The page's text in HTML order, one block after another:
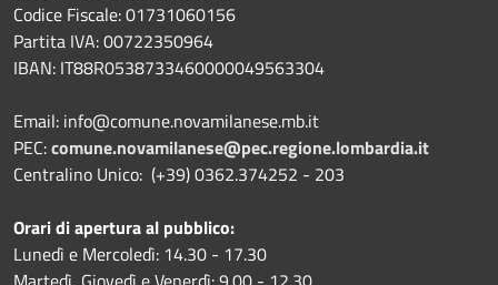
Codice Fiscale: 01731060156
Partita IVA: 00722350964
IBAN: IT88R0538733460000049563304
Email: info@comune.novamilanese.mb.it
PEC:comune.novamilanese@pec.regione.lombardia.it
Centralino Unico: (+39) 0362.374252 - 203
Orari di apertura al pubblico:
Lunedì e Mercoledì: 14.30 - 17.30